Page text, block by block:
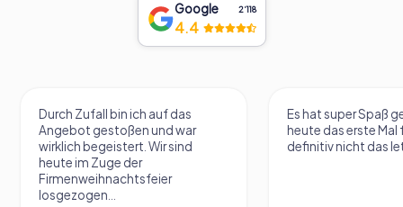
Google 2‘118
4.4
Durch Zufall bin ich auf das
Angebot gestoßen und war
wirklich begeistert. Wir sind
heute im Zuge der
Firmenweihnachtsfeier
losgezogen...
Es hat super Spaß
heute das erste Mal
definitiv nicht das